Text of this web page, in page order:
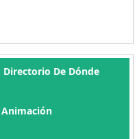
Directorio De Dónde
Animación